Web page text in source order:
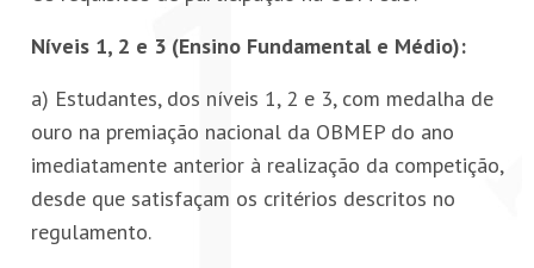
COMPETIÇÕES
REVISTA EUREKA!
PETI-OBM
CONTATO
ÁREA RESTRITA
Níveis 1, 2 e 3 (Ensino Fundamental e Médio):
a) Estudantes, dos níveis 1, 2 e 3, com medalha de
ouro na premiação nacional da OBMEP do ano
imediatamente anterior à realização da competição,
desde que satisfaçam os critérios descritos no
regulamento.